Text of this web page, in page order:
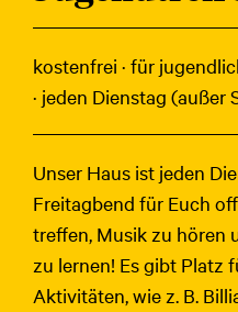
kostenfrei · für
· jeden Dienstag (außer
Unser Haus ist jeden
Freitagbend für Euch
treffen, Musik zu hören
zu lernen! Es gibt Platz
Aktivitäten, wie z. B.